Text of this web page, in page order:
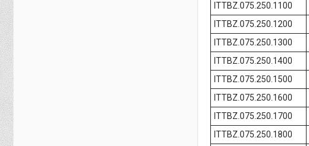
ITTBZ.075.250.1100
ITTBZ.075.250.1200
ITTBZ.075.250.1300
ITTBZ.075.250.1400
ITTBZ.075.250.1500
ITTBZ.075.250.1600
ITTBZ.075.250.1700
ITTBZ.075.250.1800